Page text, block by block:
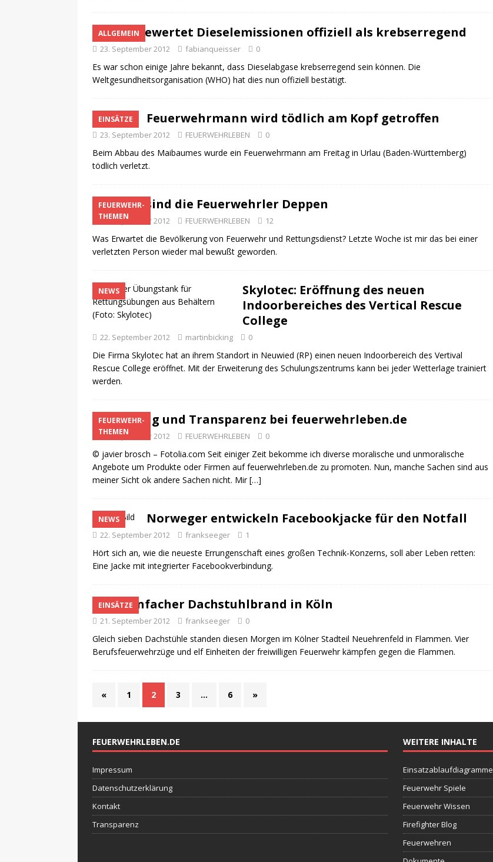
ALLGEMEIN
WHO bewertet Dieselemissionen offiziell als krebserregend
23. September 2012 fabianqueisser 0
Es war schon einige Jahre bekannt, dass Dieselabgase krebserregend sein können. Die
Weltgesundheitsorganisation (WHO) hat dies nun offiziell bestätigt.
EINSÄTZE Feuerwehrmann wird tödlich am Kopf getroffen
23. September 2012 FEUERWEHRLEBEN 0
Beim Abbau des Maibaumes wurde ein Feuerwehrmann am Freitag in Urlau (Baden-Württemberg)
tödlich verletzt.
FEUERWEHR-
THEMEN
Mann, sind die Feuerwehrler Deppen
23. September 2012 FEUERWEHRLEBEN 12
Was Erwartet die Bevölkerung von Feuerwehr und Rettungsdienst? Letzte Woche ist mir das bei einer
verletzten Person wieder mal bewußt geworden.
NEWS
Skylotec: Eröffnung des neuen
Indoorbereiches des Vertical Rescue
College
22. September 2012 martinbicking 0
Die Firma Skylotec hat an ihrem Standort in Neuwied (RP) einen neuen Indoorbereich des Vertival
Rescue College eröffnet. Mit der Erweiterung des Schulungszentrums kann bei jeder Wetterlage trainiert
werden.
FEUERWEHR-
THEMEN
Werbung und Transparenz bei feuerwehrleben.de
22. September 2012 FEUERWEHRLEBEN 0
© javier brosch – Fotolia.com Seit einiger Zeit bekomme ich diverse moralische und unmoralische
Angebote um Produkte oder Firmen auf feuerwehrleben.de zu promoten. Nun, manche Sachen sind aus
meiner Sicht ok andere Sachen nicht. Mir[…]
NEWS Norweger entwickeln Facebookjacke für den Notfall
22. September 2012 frankseeger 1
Hört sich an, wie die neueste Errungenschaft eines großen Technik-Konzerns, soll aber Leben retten:
Eine Jacke mit integrierter Facebookverbindung.
EINSÄTZE
Siebenfacher Dachstuhlbrand in Köln
21. September 2012 frankseeger 0
Gleich sieben Dachstühle standen diesen Morgen im Kölner Stadteil Neuehrenfeld in Flammen. Vier
Berufsfeuerwehrzüge und elf Einheiten der freiwilligen Feuerwehr kämpfen gegen die Flammen.
« 1 2 3 … 6 »
FEUERWEHRLEBEN.DE
Impressum
Datenschutzerklärung
Kontakt
Transparenz
WEITERE INHALTE
Einsatzablaufdiagramme
Feuerwehr Spiele
Feuerwehr Wissen
Firefighter Blog
Feuerwehren